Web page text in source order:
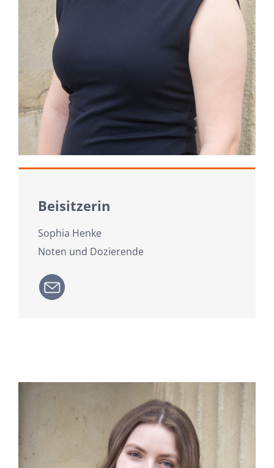
Beisitzerin
Sophia Henke
Noten und Dozierende